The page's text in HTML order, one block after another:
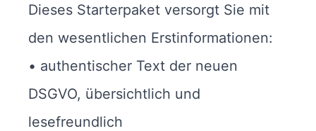
Dieses Starterpaket versorgt Sie mit
den wesentlichen Erstinformationen:
• authentischer Text der neuen
DSGVO, übersichtlich und
lesefreundlich